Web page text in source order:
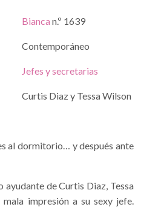
Bianca n.º 1639
Contemporáneo
Jefes y secretarias
Curtis Diaz y Tessa Wilson
al dormitorio… y después ante
ayudante de Curtis Diaz, Tessa
impresión a su sexy jefe.